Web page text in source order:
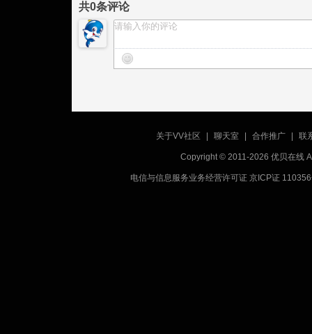
共0条评论
关于VV社区 聊天室 合作推广 联
Copyright © 2011-2026 优贝在线
电信与信息服务业务经营许可证 京ICP证